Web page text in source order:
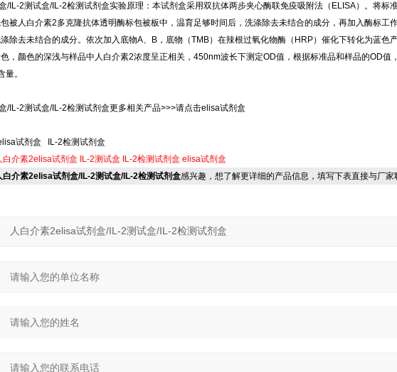
/IL-2测试盒/IL-2检测试剂盒实验原理：本试剂盒采用双抗体两步夹心酶联免疫吸附法（ELISA）。将标准
被人白介素2多克隆抗体透明酶标包被板中，温育足够时间后，洗涤除去未结合的成分，再加入酶标工作
除去未结合的成分。依次加入底物A、B，底物（TMB）在辣根过氧化物酶（HRP）催化下转化为蓝色产
，颜色的深浅与样品中人白介素2浓度呈正相关，450nm波长下测定OD值，根据标准品和样品的OD值
。
/IL-2测试盒/IL-2检测试剂盒更多相关产品>>>请点击elisa试剂盒
试剂盒 IL-2检测试剂盒
白介素2elisa试剂盒 IL-2测试盒 IL-2检测试剂盒 elisa试剂盒
介素2elisa试剂盒/IL-2测试盒/IL-2检测试剂盒感兴趣，想了解更详细的产品信息，填写下表直接与厂家